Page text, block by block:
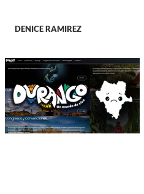
DENICE RAMIREZ